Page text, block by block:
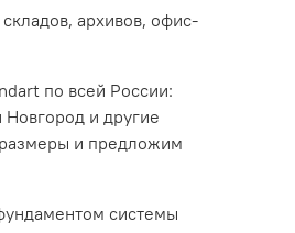
архивов, офис-
по всей России:
и другие
и предложим
системы